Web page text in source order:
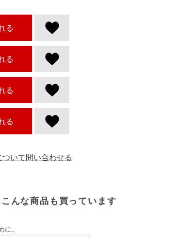
る
る
る
る
んな商品も買っています
。
ついて問い合わせる